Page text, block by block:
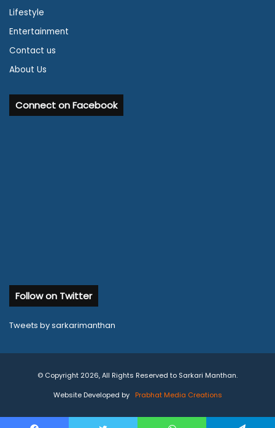
Lifestyle
Entertainment
Contact us
About Us
Connect on Facebook
Follow on Twitter
Tweets by sarkarimanthan
© Copyright 2026, All Rights Reserved to Sarkari Manthan.
Website Developed by
Prabhat Media Creations